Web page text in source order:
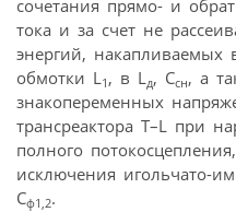
сочетания прямо- и
тока и за счет не
энергий, накапливаемых
обмотки L 1 , в L д, Ссн, а
знакопеременных
трансреактора T–L при
полного
исключения игольчато-
Сф1,2.